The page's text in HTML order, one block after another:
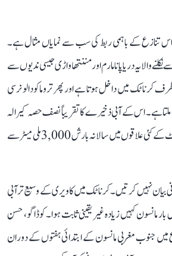
تنازع کے باہمی ربط کی سب سے نمایاں مثال ہے۔
والا یہ دریا پانامارم اور مننتھاواڑی جیسی ندیوں سے
کرناٹک میں داخل ہوتا ہے اور پھر تروماکودالو نرسی
ہے۔ اس کے آبی ذخیرے کا تقریباً نصف حصہ کیرالہ
میں واقع ہے، جہاں مغربی گھاٹ کے کئی علاقوں میں سالانہ بارش 3,000 ملی میٹر سے
بیان نہیں کرتیں۔ کرناٹک میں کاویری کے وسیع تر آبی
کہیں زیادہ غیر یقینی ثابت ہوا۔ کوڈاگو، حسن
میں جنوب مغربی مانسون کے ابتدائی ہفتوں کے دوران